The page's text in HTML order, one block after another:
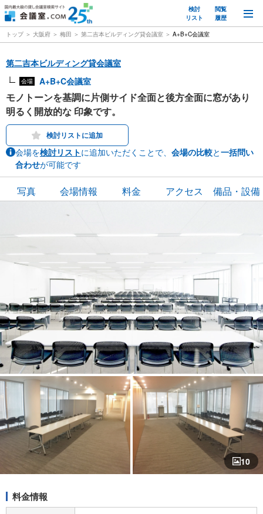
検討
リスト
閲覧
履歴
トップ 大阪府 梅田 第二吉本ビルディング貸会議室 A+B+C会議室
第二吉本ビルディング貸会議室
会場 A+B+C会議室
モノトーンを基調に片側サイド全面と後方全面に窓があり
明るく開放的な 印象です。
検討リストに追加
会場を検討リストに追加いただくことで、 会場の比較と一括問い
合わせが可能です
写真 会場情報 料金 アクセス 備品・設備
10
料金情報